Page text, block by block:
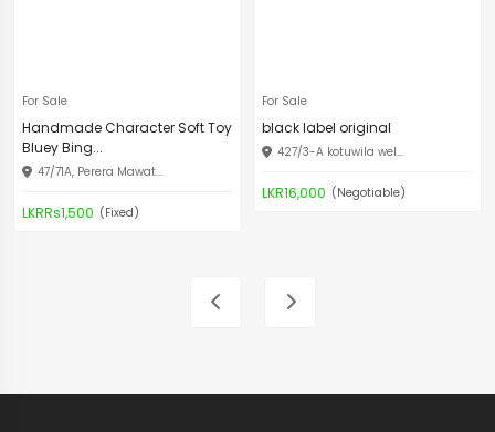
For Sale
Handmade Character Soft Toy
Bluey Bing...
47/71A, Perera Mawat...
LKRRs1,500 (Fixed)
For Sale
black label original
427/3-A kotuwila wel...
LKR16,000 (Negotiable)